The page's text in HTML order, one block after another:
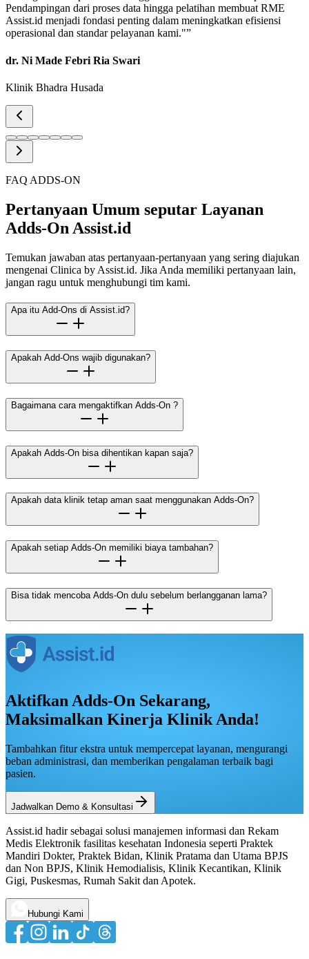
Pendampingan dari proses data hingga pelatihan membuat RME
Assist.id menjadi fondasi penting dalam meningkatkan efisiensi
operasional dan standar pelayanan kami."”
dr. Ni Made Febri Ria Swari
Klinik Bhadra Husada
FAQ ADDS-ON
Pertanyaan Umum seputar Layanan
Adds-On Assist.id
Temukan jawaban atas pertanyaan-pertanyaan yang sering diajukan
mengenai Clinica by Assist.id. Jika Anda memiliki pertanyaan lain,
jangan ragu untuk menghubungi tim kami.
Apa itu Add-Ons di Assist.id?
Apakah Add-Ons wajib digunakan?
Bagaimana cara mengaktifkan Adds-On ?
Apakah Adds-On bisa dihentikan kapan saja?
Apakah data klinik tetap aman saat menggunakan Adds-On?
Apakah setiap Adds-On memiliki biaya tambahan?
Bisa tidak mencoba Adds-On dulu sebelum berlangganan lama?
Aktifkan Adds-On Sekarang,
Maksimalkan Kinerja Klinik Anda!
Tambahkan fitur ekstra untuk mempercepat layanan, mengurangi
beban administrasi, dan memberikan pengalaman terbaik bagi
pasien.
Jadwalkan Demo & Konsultasi
Assist.id hadir sebagai solusi manajemen informasi dan Rekam
Medis Elektronik fasilitas kesehatan Indonesia seperti Praktek
Mandiri Dokter, Praktek Bidan, Klinik Pratama dan Utama BPJS
dan Non BPJS, Klinik Hemodialisis, Klinik Kecantikan, Klinik
Gigi, Puskesmas, Rumah Sakit dan Apotek.
Hubungi Kami